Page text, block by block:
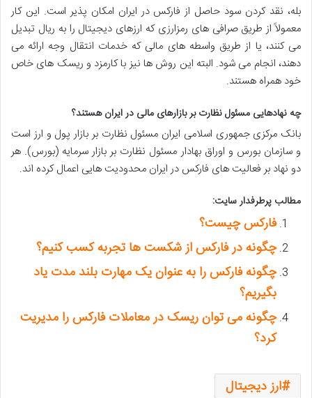
بله، نقد کردن سود حاصل از فارکس در ایران امکان پذیر است. این کار
معمولاً از طریق صرافی های رمزارزی که ارزهای دیجیتال را به ریال تبدیل
می کنند، یا از طریق واسطه های مالی که خدمات انتقال وجه ارائه می
دهند، انجام می شود. البته این روش ها نیز با کارمزد و ریسک های خاص
خود همراه هستند.
چه نهادهایی مسئول نظارت بر بازارهای مالی در ایران هستند؟
بانک مرکزی جمهوری اسلامی ایران مسئول نظارت بر بازار پول و ارز است
و سازمان بورس و اوراق بهادار مسئول نظارت بر بازار سرمایه (بورس). هر
دو نهاد بر فعالیت های فارکس در ایران محدودیت هایی اعمال کرده اند.
مطالب پرطرفدار سایت:
فارکس چیست؟
چگونه در فارکس از شکست ها تجربه کسب کنیم؟
چگونه فارکس را به عنوان یک مهارت بلند مدت یاد
بگیریم؟
چگونه می توان ریسک در معاملات فارکس را مدیریت
کرد؟
ارز دیجیتال